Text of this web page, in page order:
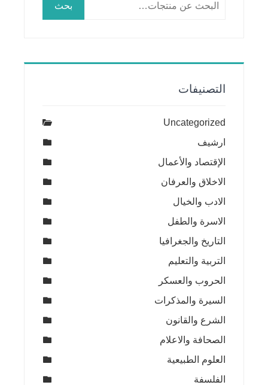
بحث
التصنيفات
Uncategorized
ارشيف
الإقتصاد والأعمال
الاخلاق والعرفان
الادب والخيال
الاسرة والطفل
التاريخ والجغرافيا
التربية والتعليم
الحروب والعسكر
السيرة والمذكرات
الشرع والقانون
الصحافة والاعلام
العلوم الطبيعية
الفلسفة